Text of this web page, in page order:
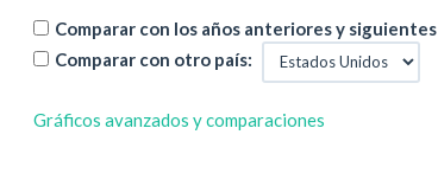
Comparar con los años anteriores y siguientes
Comparar con otro país:
Gráficos avanzados y comparaciones